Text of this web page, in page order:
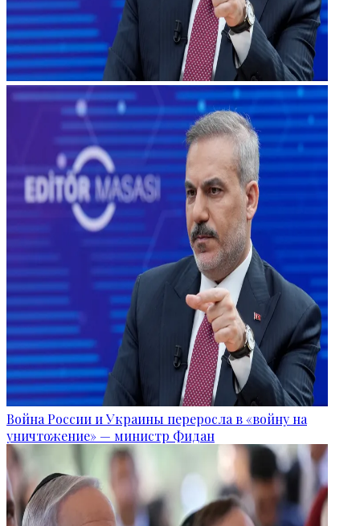
Война России и Украины переросла в «войну на
уничтожение» — министр Фидан